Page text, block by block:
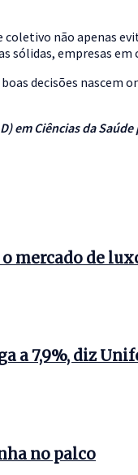
não apenas
empresas em
decisões nascem
Ciências da
mercado de
a 7,9%, diz
no palco